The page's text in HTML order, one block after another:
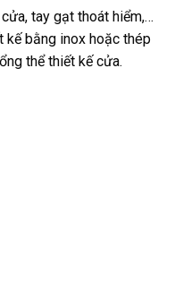
tay gạt thoát hiểm,…
kế bằng inox hoặc thép
thể thiết kế cửa.